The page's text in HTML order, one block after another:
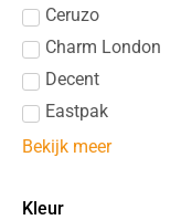
Ceruzo
Charm London
Decent
Eastpak
Bekijk meer
Kleur